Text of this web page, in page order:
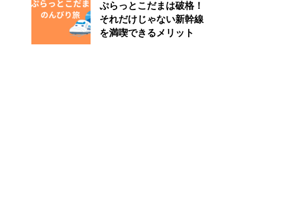
ぷらっとこだまは破格！
それだけじゃない新幹線
を満喫できるメリット